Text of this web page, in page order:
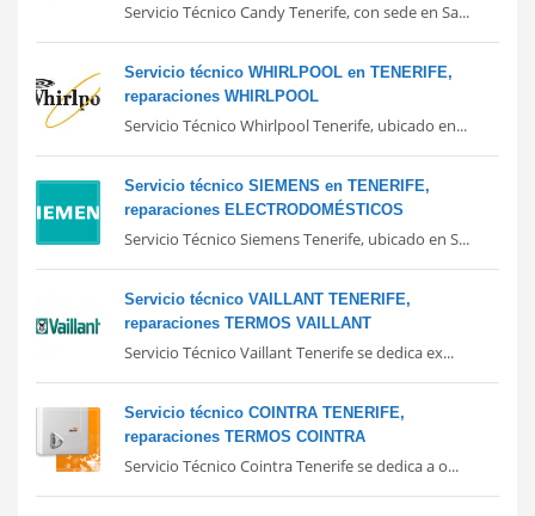
Servicio Técnico Candy Tenerife, con sede en Sa...
Servicio técnico WHIRLPOOL en TENERIFE,
reparaciones WHIRLPOOL
Servicio Técnico Whirlpool Tenerife, ubicado en...
Servicio técnico SIEMENS en TENERIFE,
reparaciones ELECTRODOMÉSTICOS
Servicio Técnico Siemens Tenerife, ubicado en S...
Servicio técnico VAILLANT TENERIFE,
reparaciones TERMOS VAILLANT
Servicio Técnico Vaillant Tenerife se dedica ex...
Servicio técnico COINTRA TENERIFE,
reparaciones TERMOS COINTRA
Servicio Técnico Cointra Tenerife se dedica a o...